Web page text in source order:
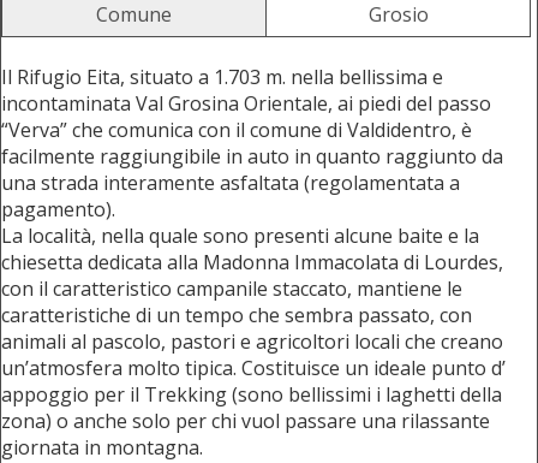
Comune
Grosio
Il Rifugio Eita, situato a 1.703 m. nella bellissima e
incontaminata Val Grosina Orientale, ai piedi del passo
“Verva” che comunica con il comune di Valdidentro, è
facilmente raggiungibile in auto in quanto raggiunto da
una strada interamente asfaltata (regolamentata a
pagamento).
La località, nella quale sono presenti alcune baite e la
chiesetta dedicata alla Madonna Immacolata di Lourdes,
con il caratteristico campanile staccato, mantiene le
caratteristiche di un tempo che sembra passato, con
animali al pascolo, pastori e agricoltori locali che creano
un’atmosfera molto tipica. Costituisce un ideale punto d’
appoggio per il Trekking (sono bellissimi i laghetti della
zona) o anche solo per chi vuol passare una rilassante
giornata in montagna.